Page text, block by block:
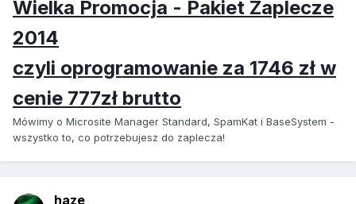
Wielka Promocja - Pakiet Zaplecze
2014
czyli oprogramowanie za 1746 zł w
cenie 777zł brutto
Mówimy o Microsite Manager Standard, SpamKat i BaseSystem -
wszystko to, co potrzebujesz do zaplecza!
haze